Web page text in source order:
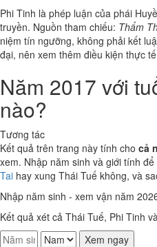
Phi Tinh là phép luận của phái
truyền. Nguồn tham chiếu: Thẩm
niệm tín ngưỡng, không phải kết
đại, nên xem thêm điều kiện thực
Năm 2017 với
nào?
Tương tác
Kết quả trên trang này tính cho cả
xem. Nhập năm sinh và giới tính
Tai hay xung Thái Tuế không, và
Nhập năm sinh - xem vận năm
Kết quả xét cả Thái Tuế, Phi Tinh
Xem ngay